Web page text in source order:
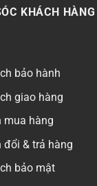
KHÁCH HÀNG
bảo hành
giao hàng
mua hàng
đổi & trả hàng
bảo mật